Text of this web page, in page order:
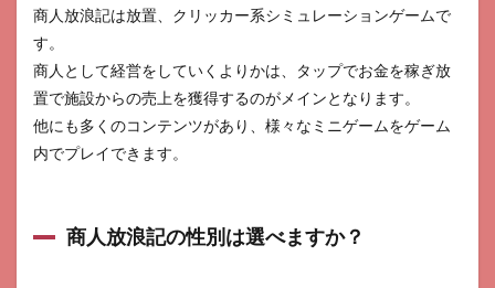
商人放浪記は放置、クリッカー系シミュレーションゲームで
す。
商人として経営をしていくよりかは、タップでお金を稼ぎ放
置で施設からの売上を獲得するのがメインとなります。
他にも多くのコンテンツがあり、様々なミニゲームをゲーム
内でプレイできます。
商人放浪記の性別は選べますか？